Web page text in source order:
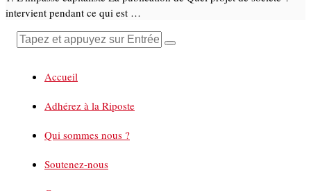
intervient pendant ce qui est …
Accueil
Adhérez à la Riposte
Qui sommes nous ?
Soutenez-nous